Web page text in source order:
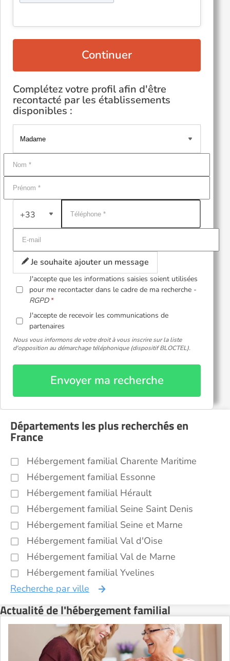
Continuer
Complétez votre profil afin d'être
recontacté par les établissements
disponibles :
+33
Je souhaite ajouter un message
J'accepte que les informations saisies soient utilisées
pour me recontacter dans le cadre de ma recherche -
RGPD
J'accepte de recevoir les communications de
partenaires
Nous vous informons de votre droit à vous inscrire sur la liste
d'opposition au démarchage téléphonique (dispositif BLOCTEL).
Envoyer ma recherche
Départements les plus recherchés en
France
Hébergement familial Charente Maritime
Hébergement familial Essonne
Hébergement familial Hérault
Hébergement familial Seine Saint Denis
Hébergement familial Seine et Marne
Hébergement familial Val d'Oise
Hébergement familial Val de Marne
Hébergement familial Yvelines
Recherche par ville
Actualité de l'hébergement familial